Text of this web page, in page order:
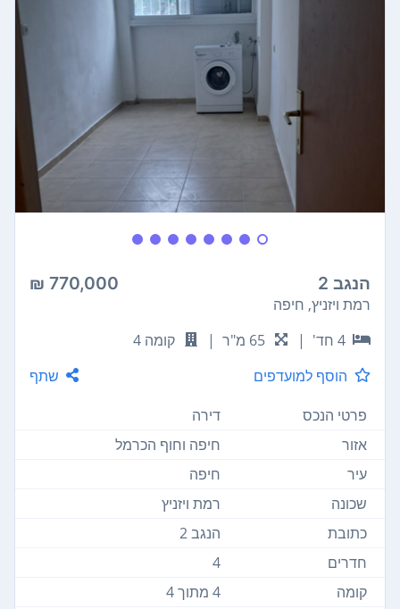
הנגב 2 770,000 ₪
רמת ויזניץ, חיפה
4 חד'
| 65 מ"ר |
קומה 4
הוסף למועדפים
שתף
פרטי הנכס
דירה
אזור
חיפה וחוף הכרמל
עיר
חיפה
שכונה
רמת ויזניץ
כתובת
הנגב 2
חדרים
4
קומה
4 מתוך 4